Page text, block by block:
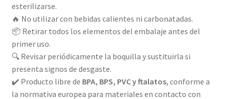
esterilizarse.
🔥 No utilizar con bebidas calientes ni carbonatadas.
📦 Retirar todos los elementos del embalaje antes del
primer uso.
🔍 Revisar periódicamente la boquilla y sustituirla si
presenta signos de desgaste.
✔️ Producto libre de BPA, BPS, PVC y ftalatos, conforme a
la normativa europea para materiales en contacto con